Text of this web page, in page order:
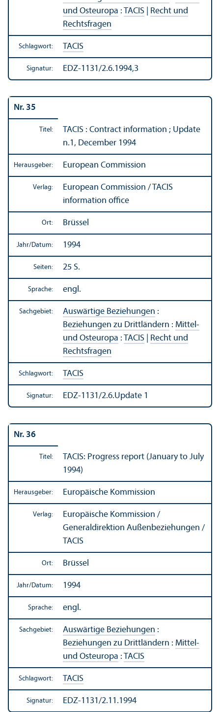
und Osteuropa : TACIS
Recht und
Rechts­fragen
Schlagwort: TACIS
Signatur: EDZ-1131/2.6.1994,3
Nr. 35
Titel:
TACIS : Contract information ; Update
n.1, December 1994
Herausgeber: European Commission
Verlag:
European Commission / TACIS
information office
Ort: Brüssel
Jahr/Datum: 1994
Seiten: 25 S.
Sprache: engl.
Sachgebiet: Auswärtige Beziehungen :
Beziehungen zu Drittländern : Mittel-
und Osteuropa : TACIS
Recht und
Rechts­fragen
Schlagwort: TACIS
Signatur: EDZ-1131/2.6.Update 1
Nr. 36
Titel:
TACIS: Progress report (January to July
1994)
Herausgeber: Europäische Kommission
Verlag:
Europäische Kommission /
Generaldirektion Außen­beziehungen /
TACIS
Ort: Brüssel
Jahr/Datum: 1994
Sprache: engl.
Sachgebiet: Auswärtige Beziehungen :
Beziehungen zu Drittländern : Mittel-
und Osteuropa : TACIS
Schlagwort: TACIS
Signatur: EDZ-1131/2.11.1994